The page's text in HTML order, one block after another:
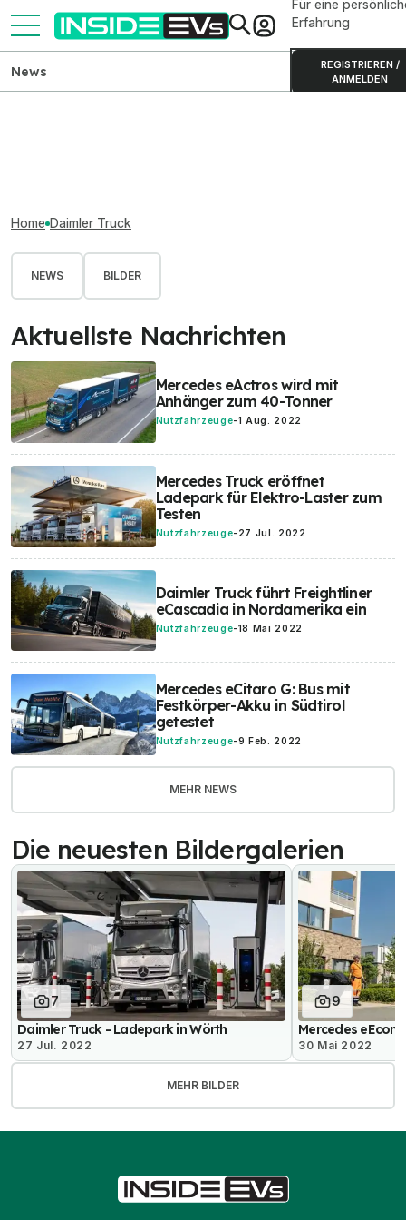
Für eine
Erfahrung
REGISTRIEREN /
ANMELDEN
News
Home Daimler Truck
NEWS BILDER
Aktuellste Nachrichten
Mercedes eActros wird mit
Anhänger zum 40-Tonner
Nutzfahrzeuge-1 Aug. 2022
Mercedes Truck eröffnet
Ladepark für Elektro-Laster zum
Testen
Nutzfahrzeuge- 27 Jul. 2022
Daimler Truck führt Freightliner
eCascadia in Nordamerika ein
Nutzfahrzeuge-18 Mai 2022
Mercedes eCitaro G: Bus mit
Festkörper-Akku in Südtirol
getestet
Nutzfahrzeuge-9 Feb. 2022
MEHR NEWS
Die neuesten Bildergalerien
7
Daimler Truck - Ladepark in Wörth
27 Jul. 2022
9
Mercedes
30 Mai 2022
MEHR BILDER